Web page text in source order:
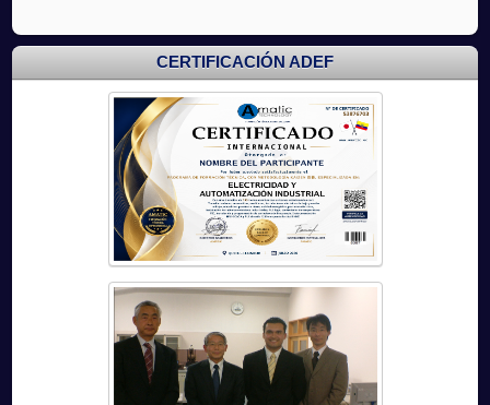
CERTIFICACIÓN ADEF